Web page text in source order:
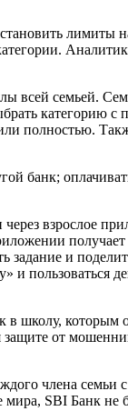
лимиты
всей семьей.
категорию
полностью.
банк;
взрослое
и
и
школу, которым
от
члена семьи
SBI Банк не